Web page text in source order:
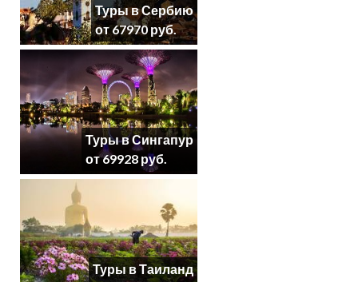
Туры в Сербию
от 67970 руб.
Туры в Сингапур
от 69928 руб.
Туры в Таиланд